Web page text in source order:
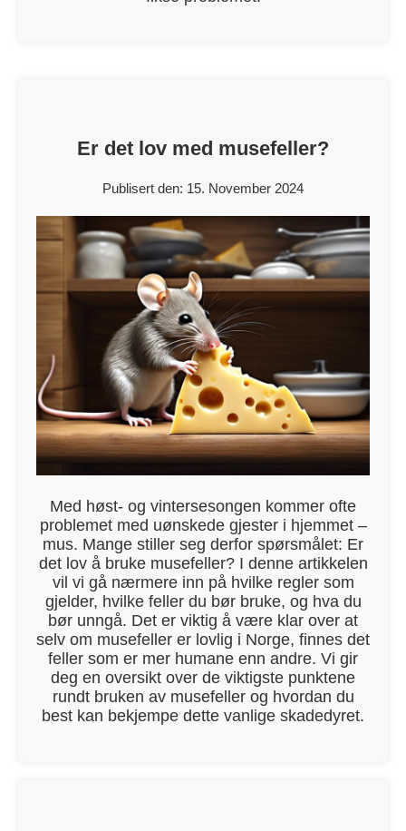
Er det lov med musefeller?
Publisert den: 15. November 2024
Med høst- og vintersesongen kommer ofte
problemet med uønskede gjester i hjemmet –
mus. Mange stiller seg derfor spørsmålet: Er
det lov å bruke musefeller? I denne artikkelen
vil vi gå nærmere inn på hvilke regler som
gjelder, hvilke feller du bør bruke, og hva du
bør unngå. Det er viktig å være klar over at
selv om musefeller er lovlig i Norge, finnes det
feller som er mer humane enn andre. Vi gir
deg en oversikt over de viktigste punktene
rundt bruken av musefeller og hvordan du
best kan bekjempe dette vanlige skadedyret.